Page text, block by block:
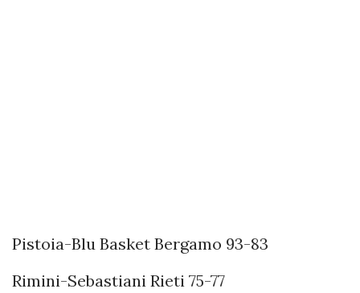
Pistoia-Blu Basket Bergamo 93-83
Rimini-Sebastiani Rieti 75-77